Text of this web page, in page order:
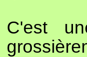
C'est